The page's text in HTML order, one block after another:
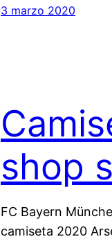
3 marzo 2020
shop
FC Bayern
camiseta 2020